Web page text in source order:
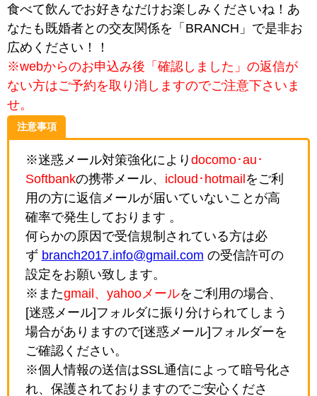
食べて飲んでお好きなだけお楽しみくださいね！あ
なたも既婚者との交友関係を「BRANCH」で是非お
広めください！！
※webからのお申込み後「確認しました」の返信が
ない方はご予約を取り消しますのでご注意下さいま
せ。
注意事項
※迷惑メール対策強化により docomo･au･
Softbankの携帯メール、 icloud･hotmail をご利
用の方に返信メールが届いていないことが高
確率で発生しております 。
何らかの原因で受信規制されている方は必
ず branch2017.info@gmail.com の受信許可の
設定をお願い致します。
※またgmail、yahooメールをご利用の場合、
[迷惑メール]フォルダに振り分けられてしまう
場合がありますので[迷惑メール]フォルダーを
ご確認ください。
※個人情報の送信はSSL通信によって暗号化さ
れ、保護されておりますのでご安心くださ